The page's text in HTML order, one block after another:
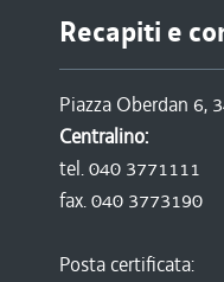
Recapiti e
Piazza Oberdan 6,
Centralino:
tel. 040 3771111
fax. 040 3773190
Posta certificata: